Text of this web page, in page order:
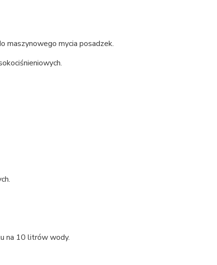
maszynowego mycia posadzek.
na 10 litrów wody.